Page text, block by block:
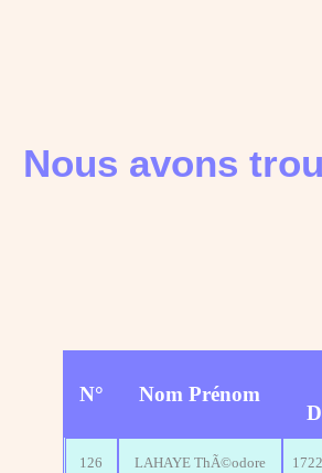
Nous avons
N° Nom Prénom
126 LAHAYE ThÃ©odore